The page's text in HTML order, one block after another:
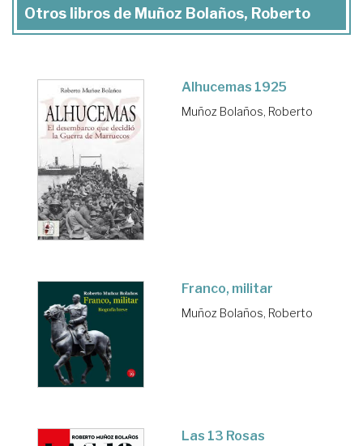
Otros libros de Muñoz Bolaños, Roberto
Alhucemas 1925
Muñoz Bolaños, Roberto
Franco, militar
Muñoz Bolaños, Roberto
Las 13 Rosas